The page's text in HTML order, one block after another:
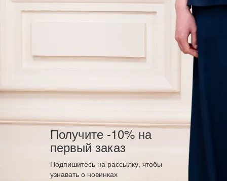
Получите -10% на
первый заказ
Подпишитесь на рассылку, чтобы
узнавать о новинках